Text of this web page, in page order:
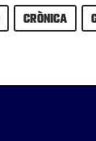
Crònica